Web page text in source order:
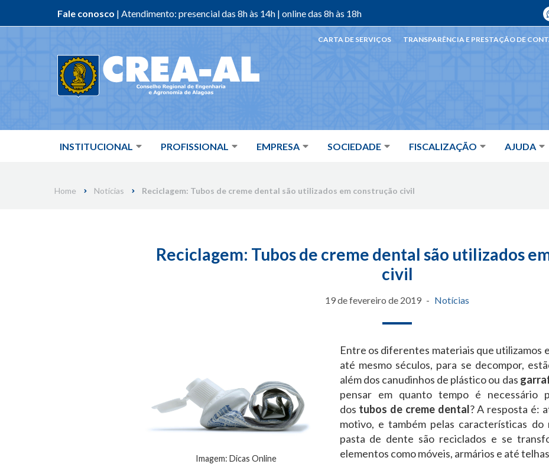
Fale conosco | Atendimento: presencial das 8h às 14h | online das 8h às 18h
INSTITUCIONAL PROFISSIONAL EMPRESA SOCIEDADE FISCALIZAÇÃO AJUDA
TRANSPARÊNCIA E PRESTAÇÃO DE
CARTA DE SERVIÇOS
Home Notícias Reciclagem: Tubos de creme dental são utilizados em construção civil
Reciclagem: Tubos de creme dental são utilizados
civil
19 de fevereiro de 2019 Notícias
Imagem: Dicas Online
Entre os diferentes materiais que utilizamos
até mesmo séculos, para se decompor,
além dos canudinhos de plástico ou das
pensar em quanto tempo é necessário
dos tubos de creme dental? A resposta é:
motivo, e também pelas características
pasta de dente são reciclados e se
elementos como móveis, armários e até